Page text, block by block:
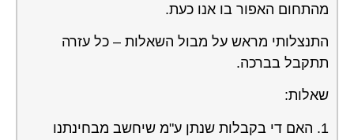
מהתחום האפור בו אנו כעת.
התנצלותי מראש על מבול השאלות – כל עזרה
תתקבל בברכה.
שאלות:
1. האם די בקבלות שנתן ע"מ שיחשב מבחינתנו